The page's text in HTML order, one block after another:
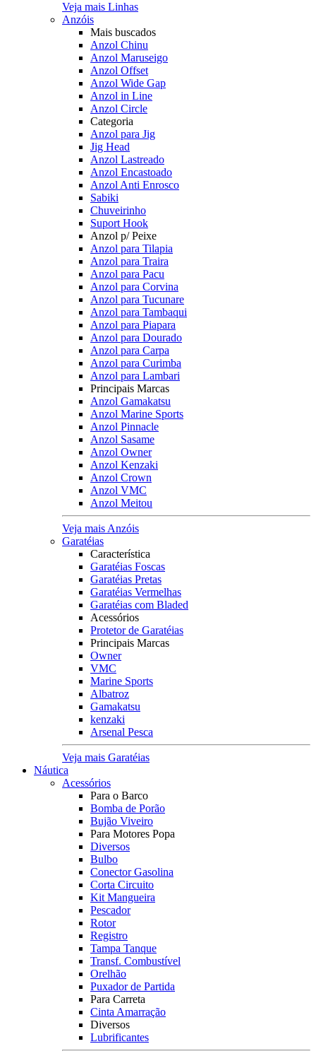
Veja mais Linhas
Anzóis
Mais buscados
Anzol Chinu
Anzol Maruseigo
Anzol Offset
Anzol Wide Gap
Anzol in Line
Anzol Circle
Categoria
Anzol para Jig
Jig Head
Anzol Lastreado
Anzol Encastoado
Anzol Anti Enrosco
Sabiki
Chuveirinho
Suport Hook
Anzol p/ Peixe
Anzol para Tilapia
Anzol para Traira
Anzol para Pacu
Anzol para Corvina
Anzol para Tucunare
Anzol para Tambaqui
Anzol para Piapara
Anzol para Dourado
Anzol para Carpa
Anzol para Curimba
Anzol para Lambari
Principais Marcas
Anzol Gamakatsu
Anzol Marine Sports
Anzol Pinnacle
Anzol Sasame
Anzol Owner
Anzol Kenzaki
Anzol Crown
Anzol VMC
Anzol Meitou
Veja mais Anzóis
Garatéias
Característica
Garatéias Foscas
Garatéias Pretas
Garatéias Vermelhas
Garatéias com Bladed
Acessórios
Protetor de Garatéias
Principais Marcas
Owner
VMC
Marine Sports
Albatroz
Gamakatsu
kenzaki
Arsenal Pesca
Veja mais Garatéias
Náutica
Acessórios
Para o Barco
Bomba de Porão
Bujão Viveiro
Para Motores Popa
Diversos
Bulbo
Conector Gasolina
Corta Circuito
Kit Mangueira
Pescador
Rotor
Registro
Tampa Tanque
Transf. Combustível
Orelhão
Puxador de Partida
Para Carreta
Cinta Amarração
Diversos
Lubrificantes